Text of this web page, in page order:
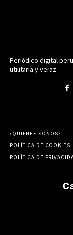
Periódico digital
utilitaria y veraz.
¿QUIENES SOMOS?
POLÍTICA DE COOKIES
POLÍTICA DE